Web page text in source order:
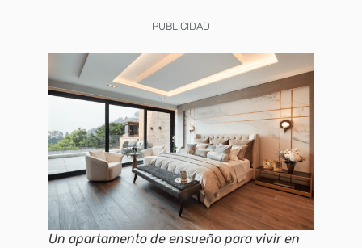
PUBLICIDAD
Un apartamento de ensueño para vivir en